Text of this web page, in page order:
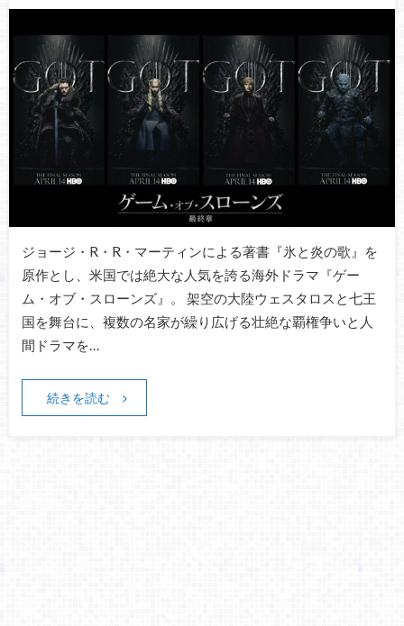
ジョージ・R・R・マーティンによる著書『氷と炎の歌』を
原作とし、米国では絶大な人気を誇る海外ドラマ『ゲー
ム・オブ・スローンズ』。 架空の大陸ウェスタロスと七王
国を舞台に、複数の名家が繰り広げる壮絶な覇権争いと人
間ドラマを…
続きを読む